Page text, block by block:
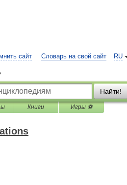
RU
сайт Словарь на свой сайт
Найти!
Книги Игры ⚽